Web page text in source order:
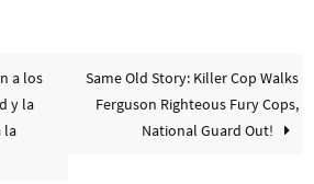
a los
y la
la
Same Old Story: Killer Cop Walks
Ferguson Righteous Fury Cops,
National Guard Out!